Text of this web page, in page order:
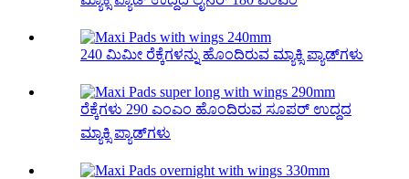
240 ಮಿಮೀ ರೆಕ್ಕೆಗಳನ್ನು ಹೊಂದಿರುವ ಮ್ಯಾಕ್ಸಿ ಪ್ಯಾಡ್‌ಗಳು
ರೆಕ್ಕೆಗಳು 290 ಎಂಎಂ ಹೊಂದಿರುವ ಸೂಪರ್ ಉದ್ದದ
ಮ್ಯಾಕ್ಸಿ ಪ್ಯಾಡ್‌ಗಳು